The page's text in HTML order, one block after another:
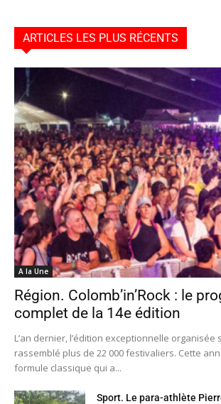
ARTICLES LES PLUS RÉCENTS
A la Une
Région. Colomb’in’Rock : le
complet de la 14e édition
L’an dernier, l’édition exceptionnelle
rassemblé plus de 22 000 festivaliers. Cette
formule classique qui a...
Sport. Le para-athlète